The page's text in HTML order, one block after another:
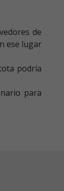
de
ese lugar
podría
para